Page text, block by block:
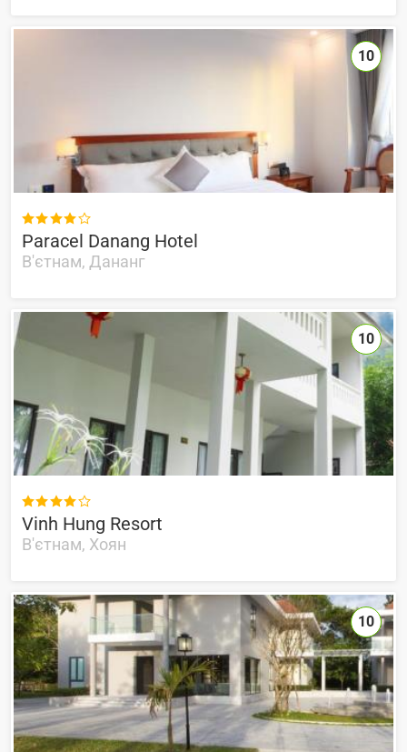

Paracel Danang Hotel
В'єтнам, Дананг
10

Vinh Hung Resort
В'єтнам, Хоян
10
10